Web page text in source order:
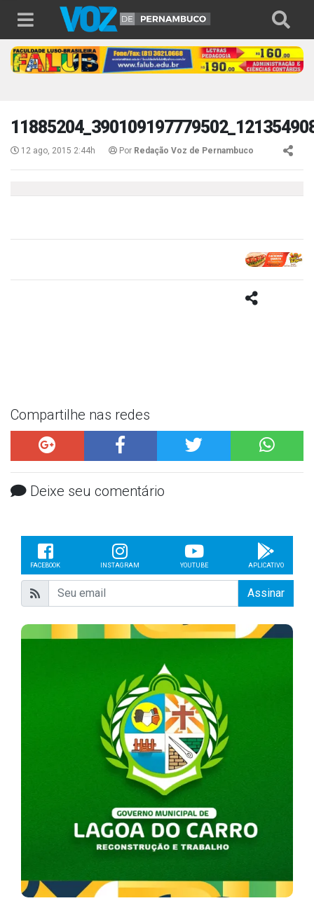
12 ago, 2015 2:44h Por Redação Voz de Pernambuco
Compartilhe nas redes
Deixe seu comentário
FACEBOOK INSTAGRAM YOUTUBE APLICATIVO
Assinar